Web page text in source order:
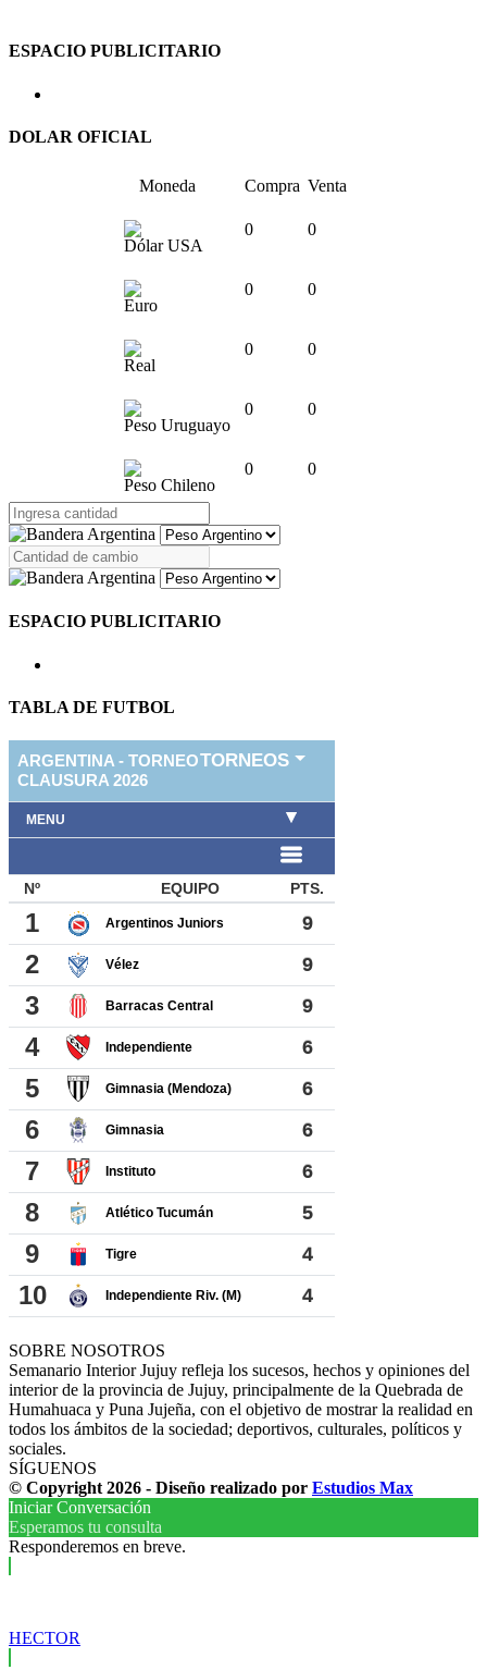
ESPACIO PUBLICITARIO
DOLAR OFICIAL
Moneda Compra Venta
Dólar USA
0 0
Euro
0 0
Real
0 0
Peso Uruguayo
0 0
Peso Chileno
0 0
ESPACIO PUBLICITARIO
TABLA DE FUTBOL
SOBRE NOSOTROS
Semanario Interior Jujuy refleja los sucesos, hechos y opiniones del
interior de la provincia de Jujuy, principalmente de la Quebrada de
Humahuaca y Puna Jujeña, con el objetivo de mostrar la realidad en
todos los ámbitos de la sociedad; deportivos, culturales, políticos y
sociales.
SÍGUENOS
© Copyright 2026 - Diseño realizado por Estudios Max
Iniciar Conversación
Esperamos tu consulta
Responderemos en breve.
HECTOR